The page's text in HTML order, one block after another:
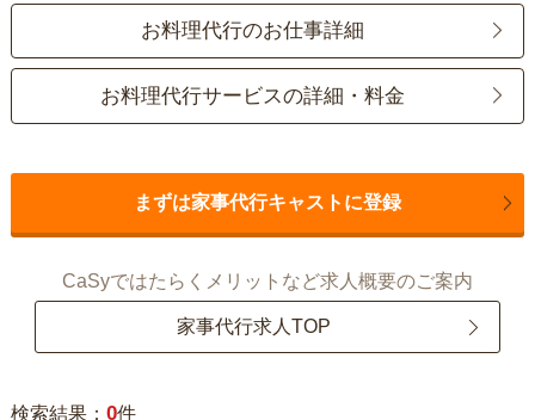
お料理代行のお仕事詳細
お料理代行サービスの詳細・料金
まずは家事代行キャストに登録
CaSyではたらくメリットなど求人概要のご案内
家事代行求人TOP
検索結果： 0件